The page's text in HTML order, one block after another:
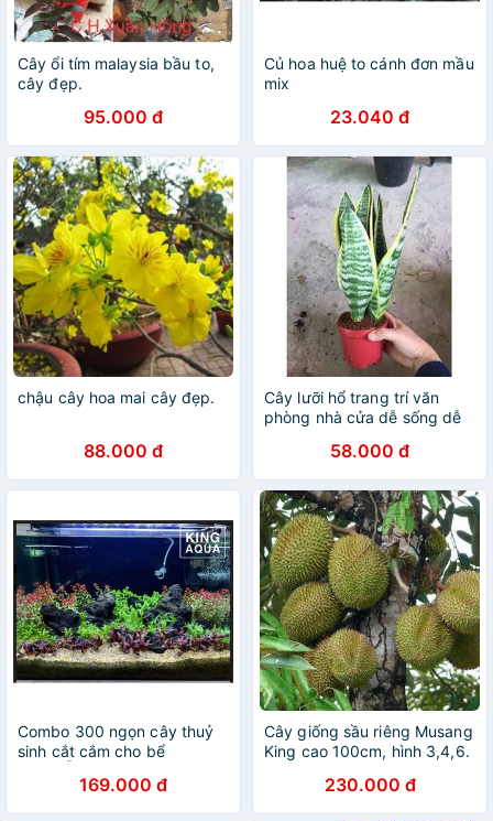
Cây ổi tím malaysia bầu to,
cây đẹp.
95.000 đ
Củ hoa huệ to cánh đơn mầu
mix
23.040 đ
chậu cây hoa mai cây đẹp.
88.000 đ
Cây lưỡi hổ trang trí văn
phòng nhà cửa dễ sống dễ
theo yêu cầu (35k)
58.000 đ
Combo 300 ngọn cây thuỷ
sinh cắt cắm cho bể
miền Bắc và đầu miền
Trung)
169.000 đ
Cây giống sầu riêng Musang
King cao 100cm, hình 3,4,6.
230.000 đ